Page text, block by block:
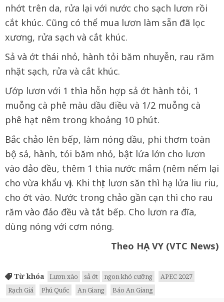
nhớt trên da, rửa lại với nước cho sạch lươn rồi
cắt khúc. Cũng có thể mua lươn làm sẵn đã lọc
xương, rửa sạch và cắt khúc.
Sả và ớt thái nhỏ, hành tỏi băm nhuyễn, rau răm
nhặt sạch, rửa và cắt khúc.
Ướp lươn với 1 thìa hỗn hợp sả ớt hành tỏi, 1
muỗng cà phê màu dầu điều và 1/2 muỗng cà
phê hạt nêm trong khoảng 10 phút.
Bắc chảo lên bếp, làm nóng dầu, phi thơm toàn
bộ sả, hành, tỏi băm nhỏ, bật lửa lớn cho lươn
vào đảo đều, thêm 1 thìa nước mắm (nêm nếm lại
cho vừa khẩu vị). Khi thịt lươn săn thì hạ lửa liu riu,
cho ớt vào. Nước trong chảo gần cạn thì cho rau
răm vào đảo đều và tắt bếp. Cho lươn ra đĩa,
dùng nóng với cơm nóng.
Theo HẠ VY (VTC News)
Từ khóa Lươn xào sả ớt ngon khó cưỡng
APEC 2027
Rạch Giá
Phú Quốc An Giang Báo An Giang